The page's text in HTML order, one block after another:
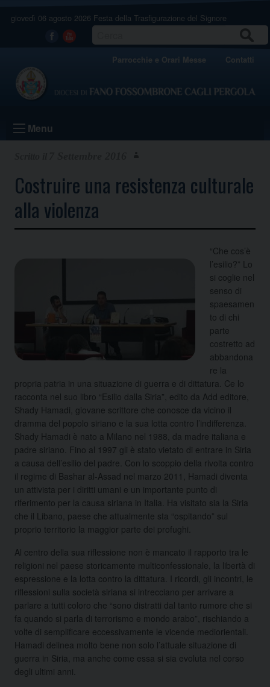
giovedì 06 agosto 2026 Festa della Trasfigurazione del Signore
Facebook
Youtube
Parrocchie e Orari Messe Contatti
Menu
Costruire una resistenza culturale
alla violenza
“Che cos’è
l’esilio?” Lo
si coglie nel
senso di
spaesamen
to di chi
parte
costretto ad
abbandona
re la
propria patria in una situazione di guerra e di dittatura. Ce lo
racconta nel suo libro “Esilio dalla Siria”, edito da Add editore,
Shady Hamadi, giovane scrittore che conosce da vicino il
dramma del popolo siriano e la sua lotta contro l’indifferenza.
Shady Hamadi è nato a Milano nel 1988, da madre italiana e
padre siriano. Fino al 1997 gli è stato vietato di entrare in Siria
a causa dell’esilio del padre. Con lo scoppio della rivolta contro
il regime di Bashar al-Assad nel marzo 2011, Hamadi diventa
un attivista per i diritti umani e un importante punto di
riferimento per la causa siriana in Italia. Ha visitato sia la Siria
che il Libano, paese che attualmente sta “ospitando” sul
proprio territorio la maggior parte dei profughi.
Al centro della sua riflessione non è mancato il rapporto tra le
religioni nel paese storicamente multiconfessionale, la libertà di
espressione e la lotta contro la dittatura. I ricordi, gli incontri, le
riflessioni sulla società siriana si intrecciano per arrivare a
parlare a tutti coloro che “sono distratti dal tanto rumore che si
fa quando si parla di terrorismo e mondo arabo”, rischiando a
volte di semplificare eccessivamente le vicende mediorientali.
Hamadi delinea molto bene non solo l’attuale situazione di
guerra in Siria, ma anche come essa si sia evoluta nel corso
degli ultimi anni.